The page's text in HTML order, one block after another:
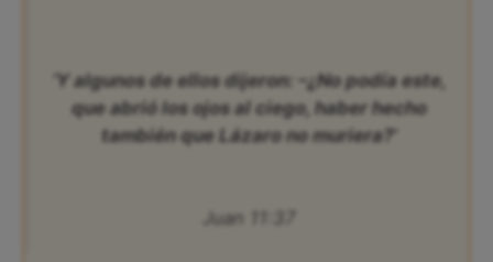
‘Y algunos de ellos dijeron: –¿No podía este,
que abrió los ojos al ciego, haber hecho
también que Lázaro no muriera?’
Juan 11:37